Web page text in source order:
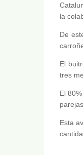
la
De
El
tres
El
Esta